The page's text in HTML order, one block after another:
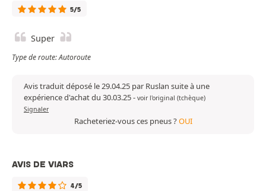
5/5
Super
Type de route: Autoroute
Avis traduit déposé le 29.04.25 par Ruslan suite à une
expérience d'achat du 30.03.25- voir l'original (tchèque)
Signaler
Racheteriez-vous ces pneus ?OUI
AVIS DE VIARS
4/5